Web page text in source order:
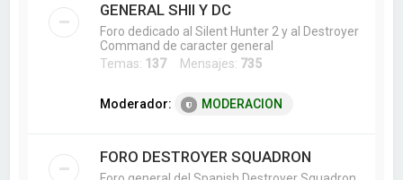
GENERAL SHII Y DC
Foro dedicado al Silent Hunter 2 y al Destroyer
Command de caracter general
Temas: 137Mensajes: 735
Moderador: MODERACION
FORO DESTROYER SQUADRON